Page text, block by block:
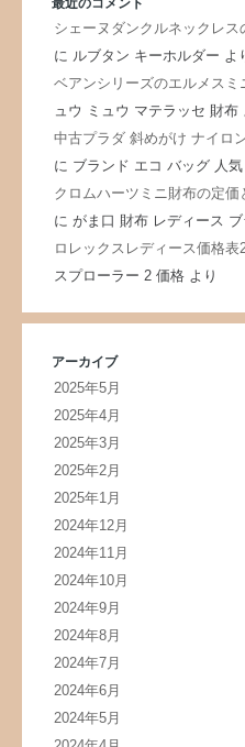
最近のコメント
シェーヌダンクルネックレ
に ルブタン キーホルダー よ
ベアンシリーズのエルメス
ュウ ミュウ マテラッセ 財布
中古プラダ 斜めがけ ナイロ
に ブランド エコ バッグ 人気
クロムハーツミニ財布の定
に がま口 財布 レディース ブ
ロレックスレディース価格表
スプローラー 2 価格より
アーカイブ
2025年5月
2025年4月
2025年3月
2025年2月
2025年1月
2024年12月
2024年11月
2024年10月
2024年9月
2024年8月
2024年7月
2024年6月
2024年5月